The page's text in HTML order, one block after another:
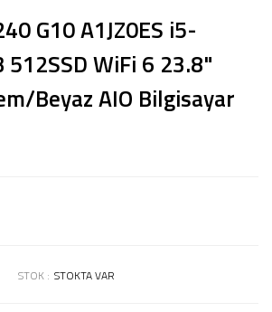
G10 A1JZ0ES i5-
512SSD WiFi 6 23.8"
Beyaz AIO Bilgisayar
STOK : STOKTA VAR